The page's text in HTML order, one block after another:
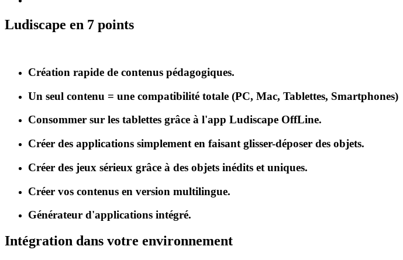
Ludiscape en 7 points
Création rapide de contenus pédagogiques.
Un seul contenu = une compatibilité totale (PC, Mac, Tablettes, Smartphones)
Consommer sur les tablettes grâce à l'app Ludiscape OffLine.
Créer des applications simplement en faisant glisser-déposer des objets.
Créer des jeux sérieux grâce à des objets inédits et uniques.
Créer vos contenus en version multilingue.
Générateur d'applications intégré.
Intégration dans votre environnement